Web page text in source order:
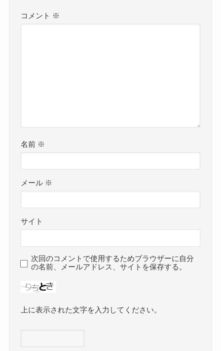
コメント ※
名前 ※
メール ※
サイト
次回のコメントで使用するためブラウザーに自分
の名前、メールアドレス、サイトを保存する。
上に表示された文字を入力してください。